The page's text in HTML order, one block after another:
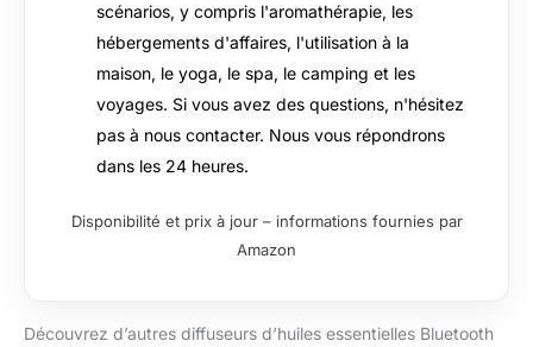
scénarios, y compris l'aromathérapie, les
hébergements d'affaires, l'utilisation à la
maison, le yoga, le spa, le camping et les
voyages. Si vous avez des questions, n'hésitez
pas à nous contacter. Nous vous répondrons
dans les 24 heures.
Disponibilité et prix à jour – informations fournies par
Amazon
Découvrez d’autres diffuseurs d’huiles essentielles Bluetooth